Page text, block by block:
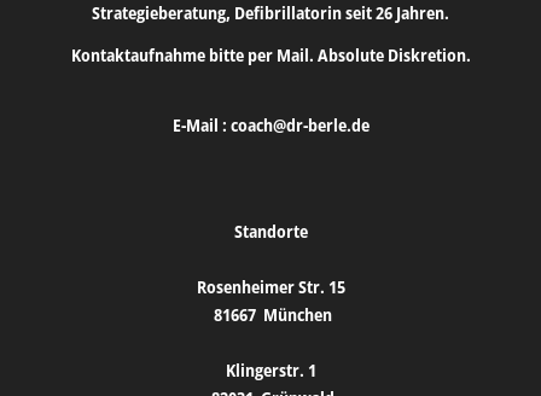
Strategieberatung, Defibrillatorin seit 26 Jahren.
Kontaktaufnahme bitte per Mail. Absolute Diskretion.
E-Mail : coach@dr-berle.de
Standorte
Rosenheimer Str. 15
81667 München
Klingerstr. 1